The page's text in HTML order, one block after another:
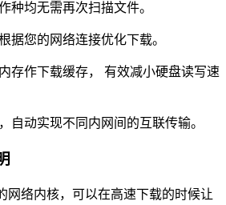
种均无需再次扫描文件。
据您的网络连接优化下载。
存作下载缓存， 有效减小硬盘读写速
自动实现不同内网间的互联传输。
网络内核，可以在高速下载的时候让